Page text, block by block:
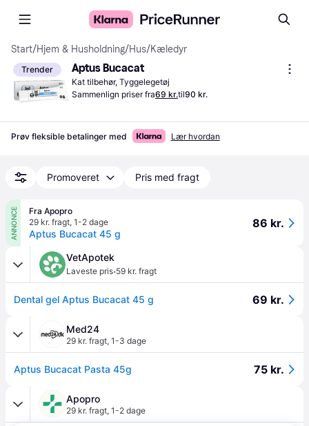
Start/Hjem & Husholdning/Hus/Kæledyr
Trender Aptus Bucacat
Kat tilbehør, Tyggelegetøj
Sammenlign priser fra69 kr.til90 kr.
Prøv fleksible betalinger med Lær hvordan
Promoveret Pris med fragt
ANNONCE
Fra Apopro
29 kr. fragt, 1-2 dage
Aptus Bucacat 45 g
86 kr.
VetApotek
Laveste pris·59 kr. fragt
Dental gel Aptus Bucacat 45 g 69 kr.
Med24
29 kr. fragt, 1-3 dage
Aptus Bucacat Pasta 45g 75 kr.
Apopro
29 kr. fragt, 1-2 dage